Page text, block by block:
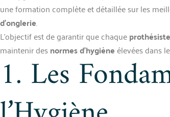
une formation complète et détaillée sur les
d’onglerie.
L’objectif est de garantir que chaque
maintenir desnormes d’hygiène élevées dans
1. Les